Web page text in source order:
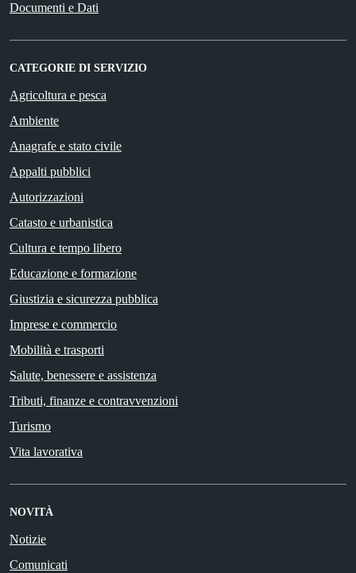
Documenti e Dati
CATEGORIE DI SERVIZIO
Agricoltura e pesca
Ambiente
Anagrafe e stato civile
Appalti pubblici
Autorizzazioni
Catasto e urbanistica
Cultura e tempo libero
Educazione e formazione
Giustizia e sicurezza pubblica
Imprese e commercio
Mobilità e trasporti
Salute, benessere e assistenza
Tributi, finanze e contravvenzioni
Turismo
Vita lavorativa
NOVITÀ
Notizie
Comunicati